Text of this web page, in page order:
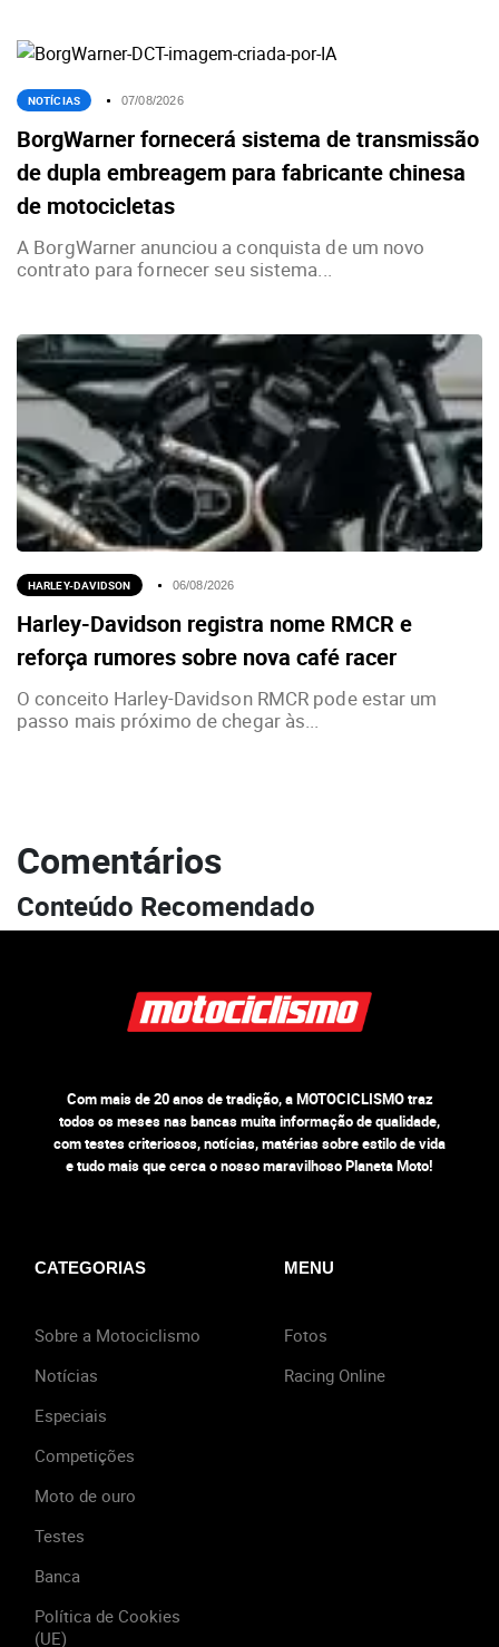
NOTÍCIAS 07/08/2026
BorgWarner fornecerá sistema de transmissão
de dupla embreagem para fabricante chinesa
de motocicletas
A BorgWarner anunciou a conquista de um novo
contrato para fornecer seu sistema...
HARLEY-DAVIDSON 06/08/2026
Harley-Davidson registra nome RMCR e
reforça rumores sobre nova café racer
O conceito Harley-Davidson RMCR pode estar um
passo mais próximo de chegar às...
Comentários
Conteúdo Recomendado
Com mais de 20 anos de tradição, a MOTOCICLISMO traz
todos os meses nas bancas muita informação de qualidade,
com testes criteriosos, notícias, matérias sobre estilo de vida
e tudo mais que cerca o nosso maravilhoso Planeta Moto!
CATEGORIAS
Sobre a Motociclismo
Notícias
Especiais
Competições
Moto de ouro
Testes
Banca
Política de Cookies
(UE)
MENU
Fotos
Racing Online